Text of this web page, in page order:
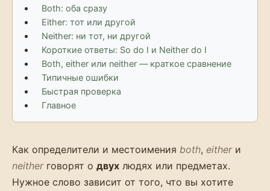
Both: оба сразу
Either: тот или другой
Neither: ни тот, ни другой
Короткие ответы: So do I и Neither do I
Both, either или neither — краткое сравнение
Типичные ошибки
Быстрая проверка
Главное
Как определители и местоимения both, eitherи
neitherговорят о двух людях или предметах.
Нужное слово зависит от того, что вы хотите